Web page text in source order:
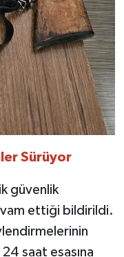
Sürüyor
güvenlik
ettiği bildirildi.
saat esasına